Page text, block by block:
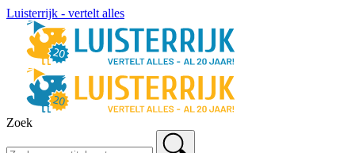
Luisterrijk - vertelt alles
Zoek